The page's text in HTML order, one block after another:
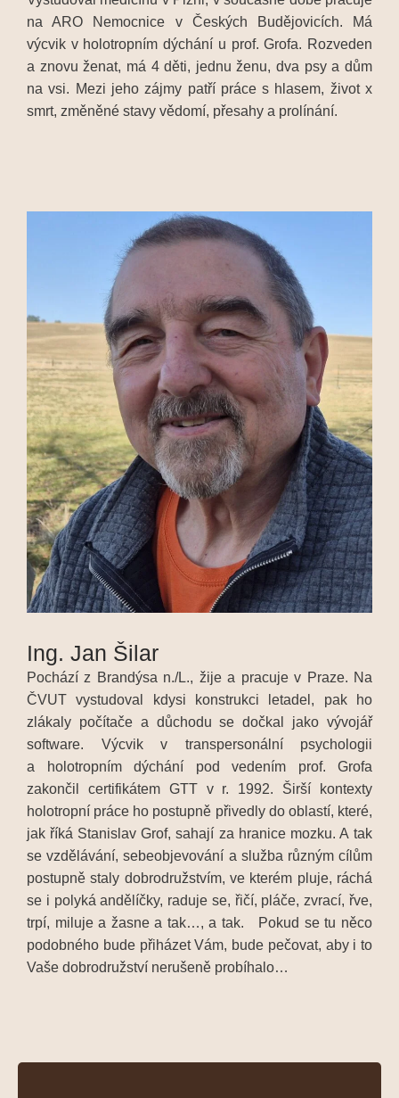
na ARO Nemocnice v Českých Budějovicích. Má
výcvik v holotropním dýchání u prof. Grofa. Rozveden
a znovu ženat, má 4 děti, jednu ženu, dva psy a dům
na vsi. Mezi jeho zájmy patří práce s hlasem, život x
smrt, změněné stavy vědomí, přesahy a prolínání.
Ing. Jan Šilar
Pochází z Brandýsa n./L., žije a pracuje v Praze. Na
ČVUT vystudoval kdysi konstrukci letadel, pak ho
zlákaly počítače a důchodu se dočkal jako vývojář
software. Výcvik v transpersonální psychologii
a holotropním dýchání pod vedením prof. Grofa
zakončil certifikátem GTT v r. 1992. Širší kontexty
holotropní práce ho postupně přivedly do oblastí, které,
jak říká Stanislav Grof, sahají za hranice mozku. A tak
se vzdělávání, sebeobjevování a služba různým cílům
postupně staly dobrodružstvím, ve kterém pluje, ráchá
se i polyká andělíčky, raduje se, řičí, pláče, zvrací, řve,
trpí, miluje a žasne a tak…, a tak. Pokud se tu něco
podobného bude přiházet Vám, bude pečovat, aby i to
Vaše dobrodružství nerušeně probíhalo…